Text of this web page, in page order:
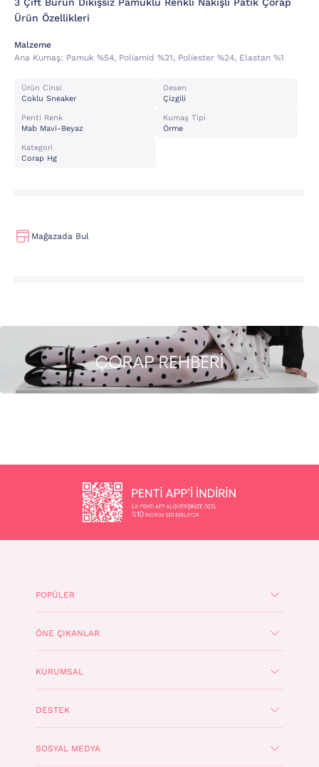
Ürün Özellikleri
Malzeme
Ana Kumaş: Pamuk %54, Poli̇ami̇d %21, Poli̇ester %24, Elastan %1
Ürün Cinsi
Coklu Sneaker
Desen
Çizgili
Penti Renk
Mab Mavi-Beyaz
Kumaş Tipi
Örme
Kategori
Corap Hg
Mağazada Bul
POPÜLER
ÖNE ÇIKANLAR
KURUMSAL
DESTEK
SOSYAL MEDYA